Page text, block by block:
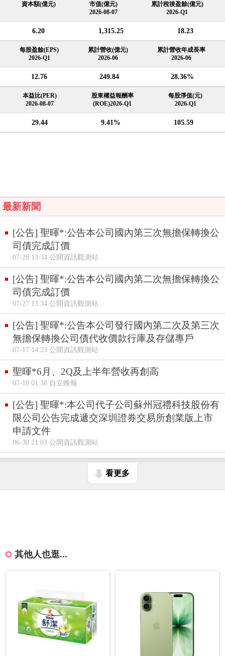
資本額(億元)
市值(億元)
2026-08-07
累計稅後盈餘(億元)
2026-Q1
6.20 1,315.25 18.23
每股盈餘(EPS)
2026-Q1
累計營收(億元)
2026-06
累計營收年成長率
2026-06
12.76 249.84 28.36%
本益比(PER)
2026-08-07
股東權益報酬率
(ROE)2026-Q1
每股淨值(元)
2026-Q1
29.44 9.41% 105.59
最新新聞
[公告] 聖暉*:公告本公司國內第三次無擔保轉換公
司債完成訂價
07-28 13:34 公開資訊觀測站
[公告] 聖暉*:公告本公司國內第二次無擔保轉換公
司債完成訂價
07-27 13:34 公開資訊觀測站
[公告] 聖暉*:公告本公司發行國內第二次及第三次
無擔保轉換公司債代收價款行庫及存儲專戶
07-17 14:23 公開資訊觀測站
聖暉*6月、2Q及上半年營收再創高
07-10 01:38 自立晚報
[公告] 聖暉*:本公司代子公司蘇州冠禮科技股份有
限公司公告完成遞交深圳證券交易所創業版上市
申請文件
06-30 21:03 公開資訊觀測站
看更多
其他人也逛...